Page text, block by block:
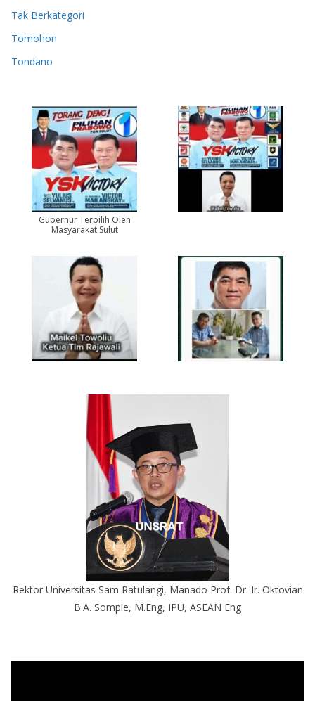
Tak Berkategori
Tomohon
Tondano
Gubernur Terpilih Oleh
Masyarakat Sulut
Rektor Universitas Sam Ratulangi, Manado Prof. Dr. Ir. Oktovian
B.A. Sompie, M.Eng, IPU, ASEAN Eng